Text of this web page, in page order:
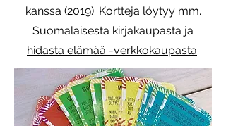
kanssa (2019). Kortteja löytyy mm.
Suomalaisesta kirjakaupasta ja
hidasta elämää -verkkokaupasta.